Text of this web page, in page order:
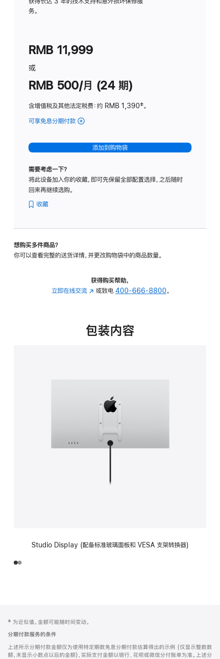
务。
RMB 11,999
或
RMB 500/月 (24 期)
含增值税及其他法定税费：约 RMB 1,390脚
‡。
可享免息分期付款 (Studio
-
标
璃
转
的
添加到购物袋
需要考虑一下？
将此设备加入你的收藏，即可先保留全部配置选择，之后随时
回来再继续选购。
收藏
想购买多件商品？
你可以查看完整的送货详情，并更改购物袋中的商品数量。
获得购买帮助，
立即在线交流 (在
中
或致电 400-666-8800。
包装内容
Studio Display (配备标准玻璃面板和 VESA 支架转换器)
页
页
脚
注
‡ 为近似值。金额可能随时间变动。
分期付款服务的条件
上述所示分期付款金额仅为使用特定期数免息分期付款估算得出的示例 (仅显示整数数
额，未显示小数点以后的金额)，实际支付金额以银行、花呗或微信分付账单为准。上述分